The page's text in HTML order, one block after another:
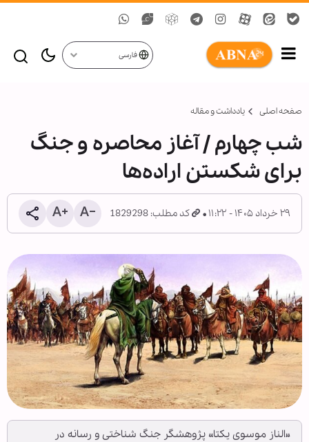
فارسی
صفحه اصلی یادداشت و مقاله
شب چهارم / آغاز محاصره و جنگ
برای شکستن اراده‌ها
۲۹ خرداد ۱۴۰۵ - ۱۱:۲۲ کد مطلب: 1829298
«الناز موسوی یکتا» پژوهشگر جنگ شناختی و رسانه در